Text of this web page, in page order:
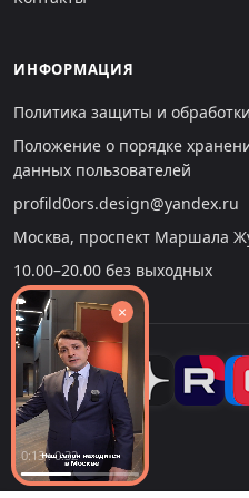
ИНФОРМАЦИЯ
Политика защиты и
Положение о порядке
данных пользователей
profild0ors.design@yandex.ru
Москва, проспект Маршала
10.00–20.00 без выходных
0:14 : 0:32
×